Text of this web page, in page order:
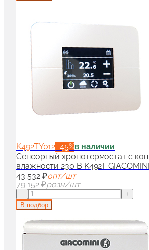
K492TY012−45%в наличии
Сенсорный хронотермостат с
влажности 230 B K492T
43 532 ₽опт/шт
79 152 ₽розн/шт
−
+
В подбор